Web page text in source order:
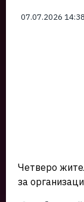
07.07.2026
Четверо
за